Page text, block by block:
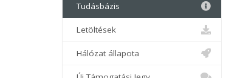
Tudásbázis
Letöltések
Hálózat állapota